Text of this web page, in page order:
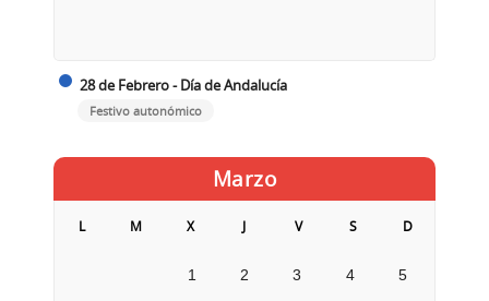
28 de Febrero - Día de Andalucía
Festivo autonómico
Marzo
L M X J V S D
1 2 3 4 5